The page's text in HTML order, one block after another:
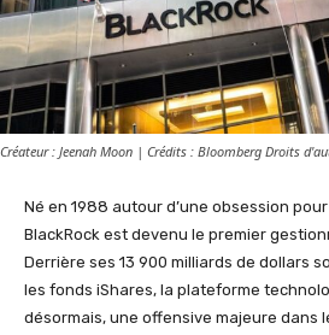
Créateur : Jeenah Moon | Crédits : Bloomberg Droits
Né en 1988 autour d’une obsession
BlackRock est devenu le premier
Derrière ses 13 900 milliards de dollars
les fonds iShares, la plateforme
désormais, une offensive majeure dans